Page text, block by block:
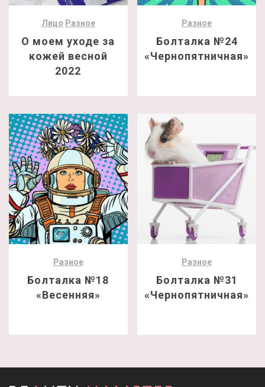
Лицо Разное
О моем уходе за
кожей весной
2022
Разное
Болталка №24
«Чернопятничная»
Разное
Болталка №18
«Весенняя»
Разное
Болталка №31
«Чернопятничная»